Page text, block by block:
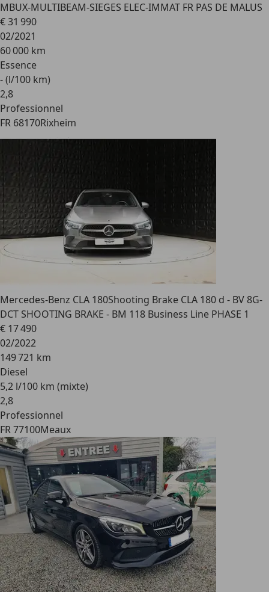
MBUX-MULTIBEAM-SIEGES ELEC-IMMAT FR PAS DE MALUS
€ 31 990
02/2021
60 000 km
Essence
- (l/100 km)
2,8
Professionnel
FR 68170Rixheim
Mercedes-Benz CLA 180Shooting Brake CLA 180 d - BV 8G-
DCT SHOOTING BRAKE - BM 118 Business Line PHASE 1
€ 17 490
02/2022
149 721 km
Diesel
5,2 l/100 km (mixte)
2,8
Professionnel
FR 77100Meaux